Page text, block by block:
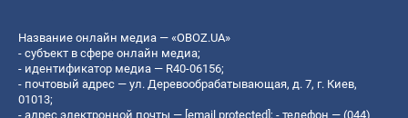
Название онлайн медиа — «OBOZ.UA»
- субъект в сфере онлайн медиа;
- идентификатор медиа — R40-06156;
- почтовый адрес — ул. Деревообрабатывающая, д. 7, г. Киев,
01013;
- адрес электронной почты — [email protected]; - телефон — (044)